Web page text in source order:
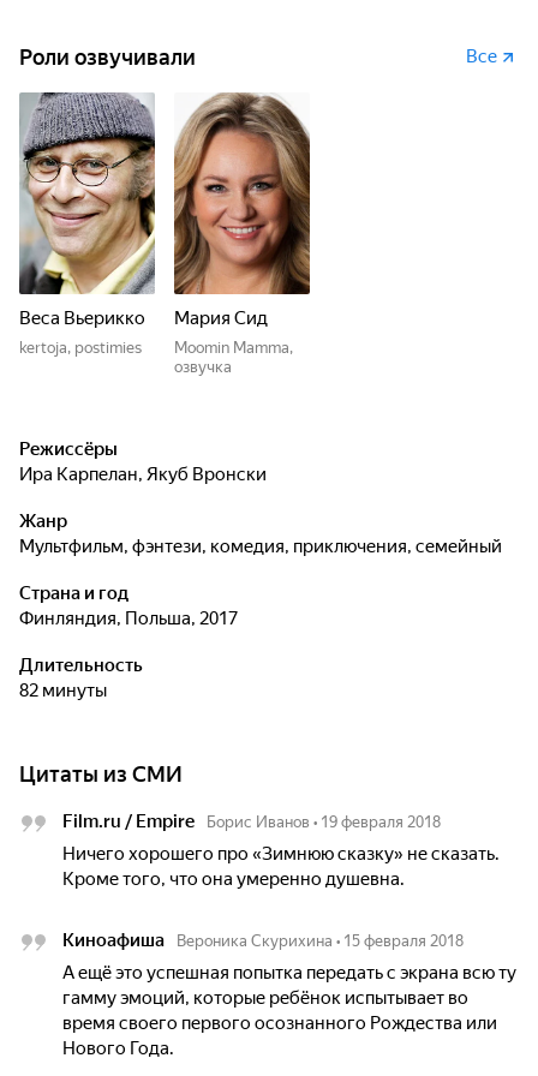
Роли озвучивали Все
Веса Вьерикко
kertoja, postimies
Мария Сид
Moomin Mamma,
озвучка
Режиссёры
Ира Карпелан, Якуб Вронски
Жанр
мультфильм, фэнтези, комедия, приключения, семейный
Страна и год
Финляндия, Польша, 2017
Длительность
82 минуты
Цитаты из СМИ
Film.ru / Empire Борис Иванов • 19 февраля 2018
Ничего хорошего про «Зимнюю сказку» не сказать.
Кроме того, что она умеренно душевна.
Киноафиша Вероника Скурихина • 15 февраля 2018
А ещё это успешная попытка передать с экрана всю ту
гамму эмоций, которые ребёнок испытывает во
время своего первого осознанного Рождества или
Нового Года.